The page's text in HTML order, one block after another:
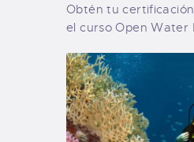
Obtén tu
el curso Open Water